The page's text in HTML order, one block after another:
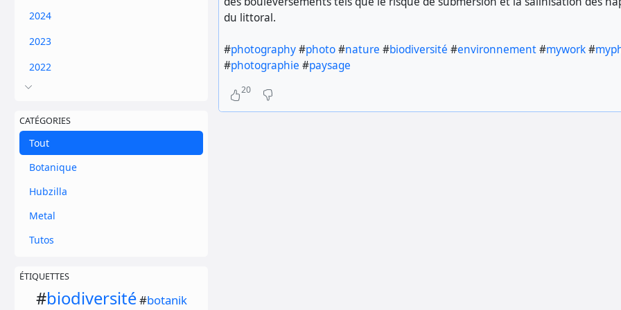
2024
2023
2022
CATÉGORIES
Tout
Botanique
Hubzilla
Metal
Tutos
ÉTIQUETTES
#biodiversité#botanik
du littoral.
#photography#photo#nature #biodiversité #environnement#mywork#
#photographie #paysage
20